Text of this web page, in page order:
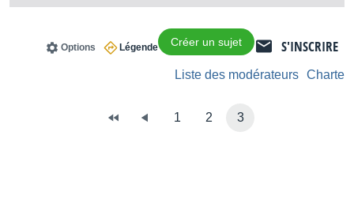
S'INSCRIRE
Créer un sujet
Légende
Options
Charte
Liste des modérateurs
1 2 3